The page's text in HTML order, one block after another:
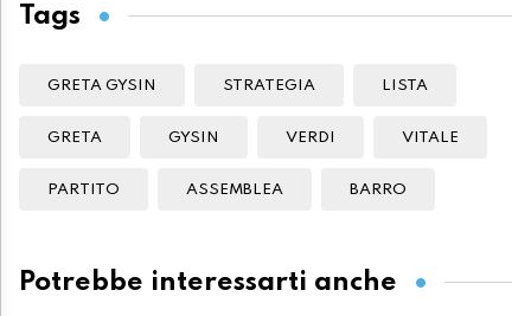
Tags
GRETA GYSIN STRATEGIA LISTA
GRETA GYSIN VERDI VITALE
PARTITO ASSEMBLEA BARRO
Potrebbe interessarti anche